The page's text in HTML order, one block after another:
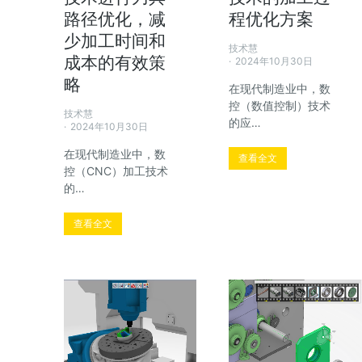
路径优化，减
少加工时间和
成本的有效策
略
技术慧
2024年10月30日
在现代制造业中，数
控（CNC）加工技术
的…
查看全文
程优化方案
技术慧
2024年10月30日
在现代制造业中，数
控（数值控制）技术
的应…
查看全文